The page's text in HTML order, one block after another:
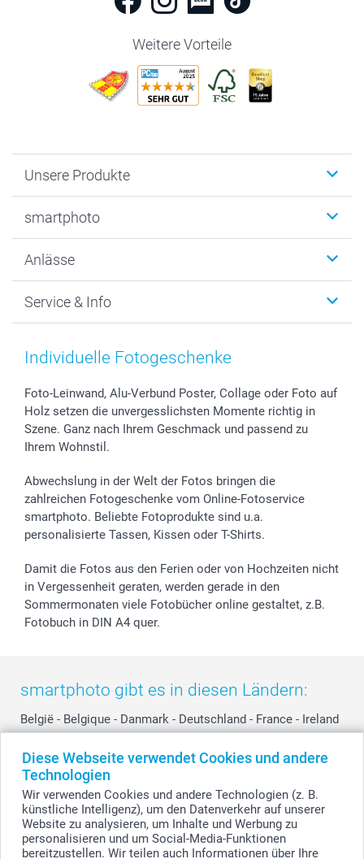
Diese Webseite verwendet Cookies und andere
Technologien
Wir verwenden Cookies und andere Technologien (z. B.
künstliche Intelligenz), um den Datenverkehr auf unserer
Website zu analysieren, um Inhalte und Werbung zu
personalisieren und um Social-Media-Funktionen
bereitzustellen. Wir teilen auch Informationen über Ihre
Weitere Vorteile
Unsere Produkte
Fotogeschenke
MyNameBook
Fotoabzüge, Fotos als Buch & Poster
Zubehör & Material
Foto-Kalender & Agenden
Sticker & Etiketten
Geschenk-Gutscheine (PDF)
smartphoto
Warum smartphoto
Datenschutz
AGB
Presse
Partnerprogramme
Investor Relations
B2B smartbusiness
Widerrufsrecht
Anlässe
Neujahr
Muttertag
Kommunion & Konfirmation
Hochzeit
Geburtstag
Geburt
Zu allen Anlässen
Service & Info
Preise und Versandkosten
48h Lieferung
Zahlungsmöglichkeiten
Anmelden /Registrieren
Sitemap
Status der Bestellung
smartfriends
smartgarantie
smartbonus
Individuelle Fotogeschenke
Foto-Leinwand, Alu-Verbund Poster, Collage oder Foto auf
Holz setzen die unvergesslichsten Momente richtig in
Szene. Ganz nach Ihrem Geschmack und passend zu
Ihrem Wohnstil.
Abwechslung in der Welt der Fotos bringen die
zahlreichen Fotogeschenke vom Online-Fotoservice
smartphoto. Beliebte Fotoprodukte sind u.a.
personalisierte Tassen, Kissen oder T-Shirts.
Damit die Fotos aus den Ferien oder von Hochzeiten nicht
in Vergessenheit geraten, werden gerade in den
Sommermonaten viele Fotobücher online gestaltet, z.B.
Fotobuch in DIN A4 quer.
smartphoto gibt es in diesen Ländern:
België - Belgique - Danmark - Deutschland - France - Ireland
Switzerland - Suomi - Sverige - United Kingdom -
Other Countries
Alle Preise verstehen sich in Schweizer Franken (CHF) inkl. MwSt. und zzgl.
Versandkosten.